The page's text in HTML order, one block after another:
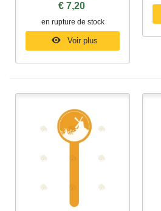
€ 7,20
en rupture de stock
Voir plus